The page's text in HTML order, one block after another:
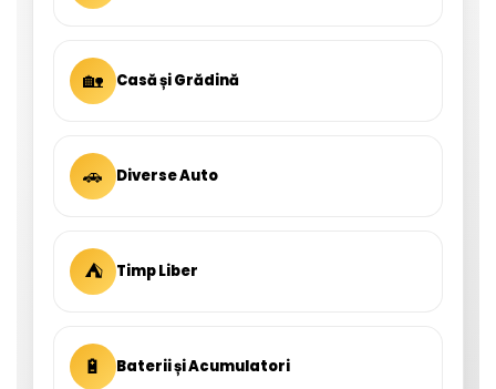
🏡 Casă și Grădină
🚗 Diverse Auto
⛺ Timp Liber
🔋 Baterii și Acumulatori